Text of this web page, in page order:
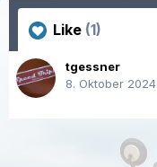
Like (1)
tgessner
8. Oktober 2024